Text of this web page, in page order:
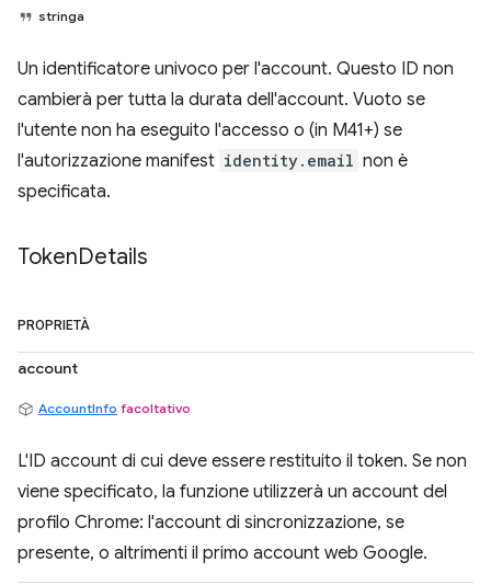
stringa
Un identificatore univoco per l'account. Questo ID non
cambierà per tutta la durata dell'account. Vuoto se
l'utente non ha eseguito l'accesso o (in M41+) se
l'autorizzazione manifest identity.email non è
specificata.
TokenDetails
PROPRIETÀ
account
AccountInfo facoltativo
L'ID account di cui deve essere restituito il token. Se non
viene specificato, la funzione utilizzerà un account del
profilo Chrome: l'account di sincronizzazione, se
presente, o altrimenti il primo account web Google.